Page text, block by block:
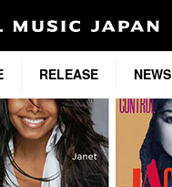
RELEASE NEWS